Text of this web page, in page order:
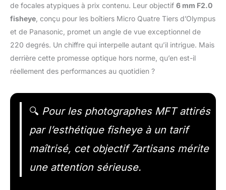
de focales atypiques à prix contenu. Leur objectif 6 mm F2.0
fisheye , conçu pour les boîtiers Micro Quatre Tiers d’Olympus
et de Panasonic, promet un angle de vue exceptionnel de
220 degrés. Un chiffre qui interpelle autant qu’il intrigue. Mais
derrière cette promesse optique hors norme, qu’en est-il
réellement des performances au quotidien ?
🔍 Pour les photographes MFT attirés
par l’esthétique fisheye à un tarif
maîtrisé, cet objectif 7artisans mérite
une attention sérieuse.